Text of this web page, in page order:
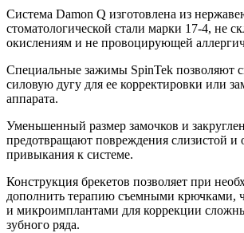
Система Damon Q изготовлена из
стоматологической стали марки 17-4, не
окислениям и не провоцирующей
Специальные зажимы SpinTek позволяют
силовую дугу для ее корректировки или
аппарата.
Уменьшенный размер замочков и
предотвращают повреждения слизистой и
привыкания к системе.
Конструкция брекетов позволяет при
дополнить терапию съемными крючками,
и микроимплантами для коррекции
зубного ряда.